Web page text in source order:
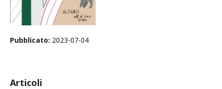
Pubblicato: 2023-07-04
Articoli